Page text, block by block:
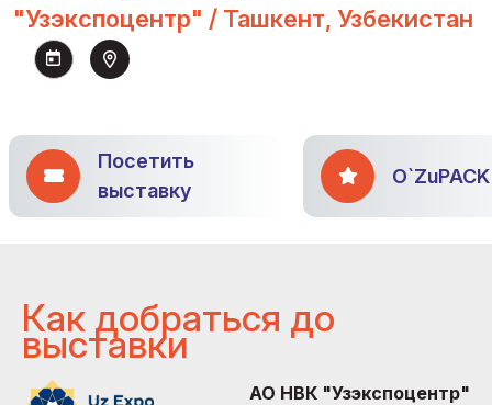
"Узэкспоцентр" / Ташкент, Узбекистан
Посетить
выставку
O`ZuPACK
Как добраться до
выставки
АО НВК "Узэкспоцентр"